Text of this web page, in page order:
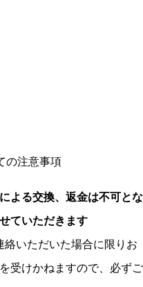
の注意事項
よる交換、返金は不可とな
ていただきます
絡いただいた場合に限りお
受けかねますので、必ずご